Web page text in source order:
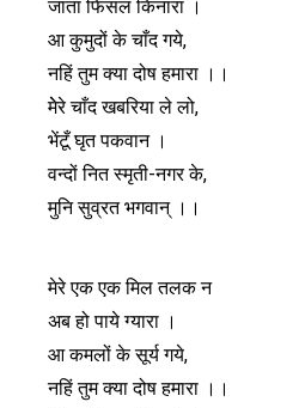
जाता फिसल किनारा ।
आ कुमुदों के चाँद गये,
नहिं तुम क्या दोष हमारा ।।
मेेरे चाँद खबरिया ले लो,
भेंटूँ घृत पकवान ।
वन्दों नित स्मृती-नगर के,
मुनि सुव्रत भगवान् ।।
मेरे एक एक मिल तलक न
अब हो पाये ग्यारा ।
आ कमलों के सूर्य गये,
नहिं तुम क्या दोष हमारा ।।